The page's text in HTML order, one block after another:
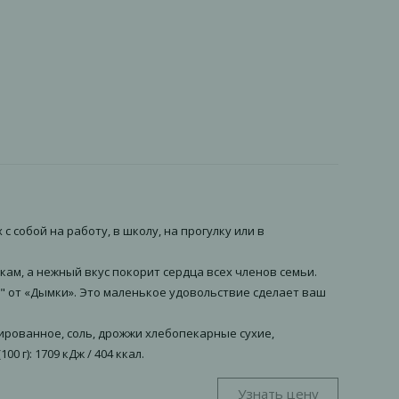
на работу, в школу, на прогулку или в
а нежный вкус покорит сердца всех членов семьи.
«Дымки». Это маленькое удовольствие сделает ваш
соль, дрожжи хлебопекарные сухие,
г): 1709 кДж / 404 ккал.
Узнать цену